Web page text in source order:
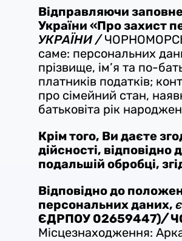
Відправляючи
України «Про захист
УКРАЇНИ /
саме: персональних
прізвище, ім’я та по-
платників податків;
про сімейний стан,
батьковіта рік
Крім того, Ви даєте
дійсності,
подальшій обробці,
Відповідно до
персональних даних, є
ЄДРПОУ 02659447)/
Місцезнаходження: